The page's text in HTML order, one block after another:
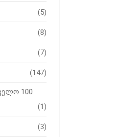
(5)
(8)
(7)
(147)
100
(1)
(3)